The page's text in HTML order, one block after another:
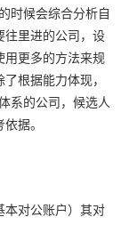
时候会综合分析自
往里进的公司，设
更多的方法来规
根据能力体现，
系的公司，候选人
据。
本对公账户）其对